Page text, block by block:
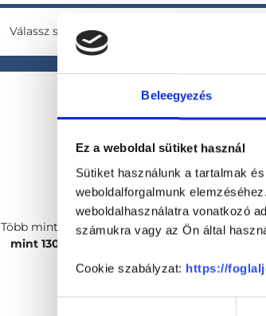
Beleegyezés
Ez a weboldal sütiket használ
Sütiket használunk a tartalmak
weboldalforgalmunk
weboldalhasználatra vonatkozó
számukra vagy az Ön által
Cookie szabályzat: https://
Válassz szolgáltatást
Több mint
2400 magánorvosunk, több
mint 130 szakterületen